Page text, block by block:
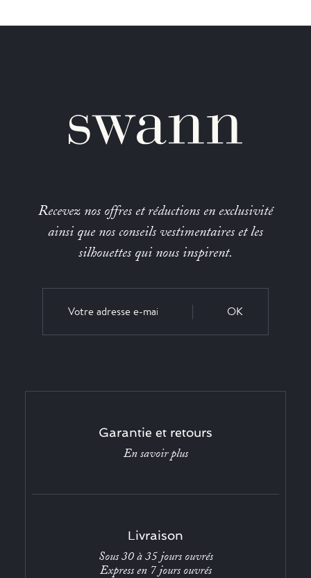
Recevez nos offres et réductions en exclusivité
ainsi que nos conseils vestimentaires et les
silhouettes qui nous inspirent.
OK
Garantie et retours
En savoir plus
Livraison
Sous 30 à 35 jours ouvrés
Express en 7 jours ouvrés